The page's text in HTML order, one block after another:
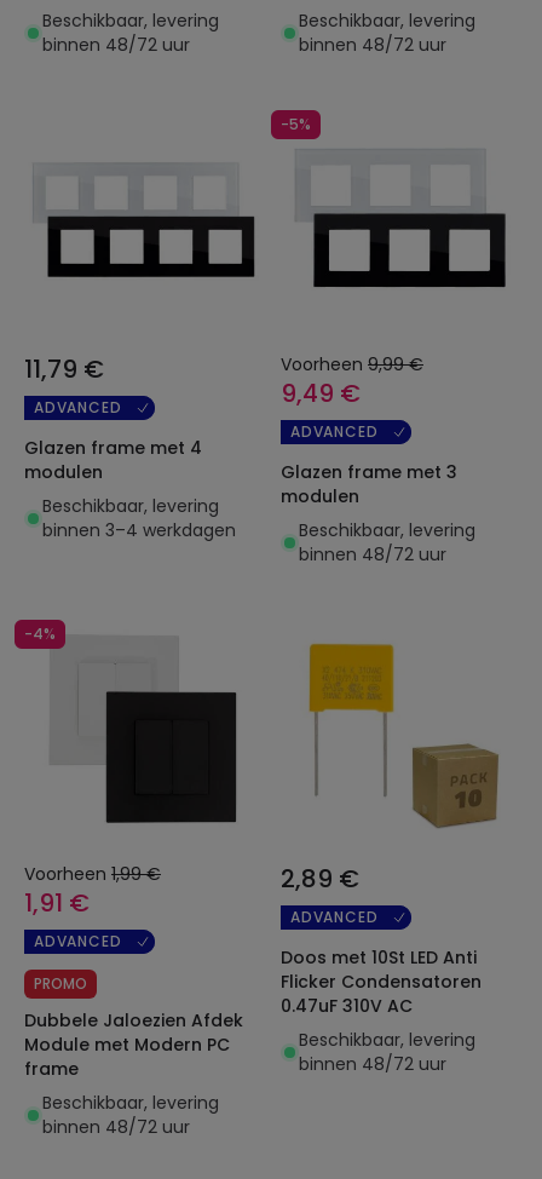
Beschikbaar, levering
binnen 48/72 uur
Beschikbaar, levering
binnen 48/72 uur
11,79 €
ADVANCED
Glazen frame met 4
modulen
Beschikbaar, levering
binnen 3–4 werkdagen
-5%
Voorheen 9,99 €
9,49 €
ADVANCED
Glazen frame met 3
modulen
Beschikbaar, levering
binnen 48/72 uur
-4%
Voorheen 1,99 €
1,91 €
ADVANCED
PROMO
Dubbele Jaloezien Afdek
Module met Modern PC
frame
Beschikbaar, levering
binnen 48/72 uur
2,89 €
ADVANCED
Doos met 10St LED Anti
Flicker Condensatoren
0.47uF 310V AC
Beschikbaar, levering
binnen 48/72 uur